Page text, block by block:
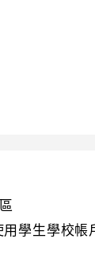
學生學校帳